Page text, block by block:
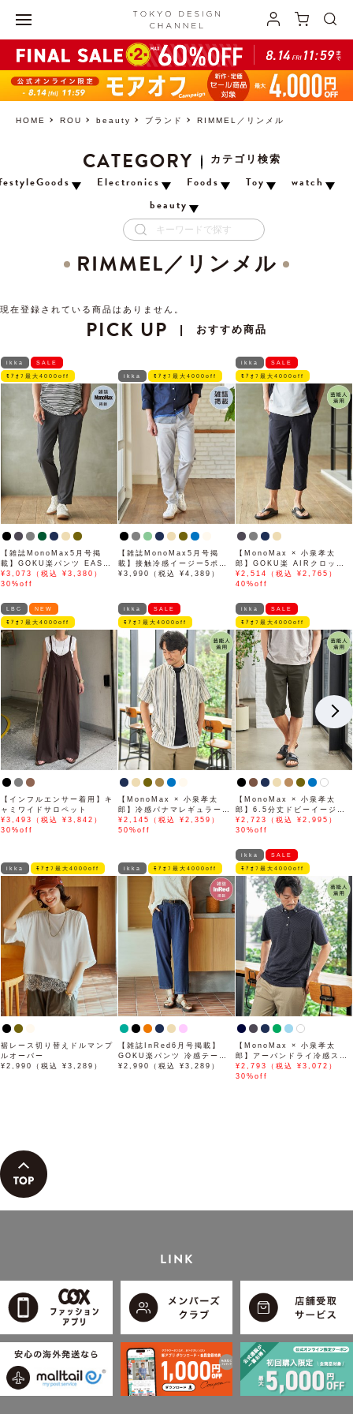
HOME ROU beauty ブランド RIMMEL／リンメル
CATEGORY
カテゴリ検索
Electronics Foods Toy
watch
beauty
RIMMEL／リンメル
現在登録されている商品はありません。
PICK UP | おすすめ商品
ikka SALE
ﾓｱｵﾌ最大4000off
【雑誌MonoMax5月号掲
載】GOKU楽パンツ EASY
STRETCH 冷感アンクル
【接触冷感】「小泉孝太郎さ
¥3,073（税込 ¥3,380）
30%off
ikka ﾓｱｵﾌ最大4000off
【雑誌MonoMax5月号掲
載】接触冷感イージー5ポケ
ット
¥3,990（税込 ¥4,389）
ikka SALE
ﾓｱｵﾌ最大4000off
【MonoMax × 小泉孝太
郎】GOKU楽 AIRクロップ
ドパンツ「小泉孝太郎さん着
用モデル」
¥2,514（税込 ¥2,765）
40%off
LBC NEW
ﾓｱｵﾌ最大4000off
【インフルエンサー着用】キ
ャミワイドサロペット
¥3,493（税込 ¥3,842）
30%off
ikka SALE
ﾓｱｵﾌ最大4000off
【MonoMax × 小泉孝太
郎】冷感パナマレギュラーカ
ラー半袖シャツ「小泉孝太郎
さん着用モデル」
¥2,145（税込 ¥2,359）
50%off
ikka SALE
ﾓｱｵﾌ最大4000off
【MonoMax × 小泉孝太
郎】6.5分丈ドビーイージー
ハーフパンツ「小泉孝太郎さ
ん着用モデル」
¥2,723（税込 ¥2,995）
30%off
ikka ﾓｱｵﾌ最大4000off
裾レース切り替えドルマンプ
ルオーバー
¥2,990（税込 ¥3,289）
ikka ﾓｱｵﾌ最大4000off
【雑誌InRed6月号掲載】
GOKU楽パンツ 冷感テーパ
ード【接触冷感】
¥2,990（税込 ¥3,289）
ikka SALE
ﾓｱｵﾌ最大4000off
【MonoMax × 小泉孝太
郎】アーバンドライ冷感スイ
スボタンダウンポロシャツ
「小泉孝太郎さん着用モデ
¥2,793（税込 ¥3,072）
30%off
LINK